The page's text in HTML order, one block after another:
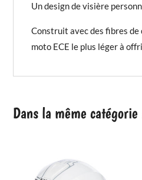
Un design de visière
Construit avec des fibres de
moto ECE le plus léger à
Dans la même catégorie